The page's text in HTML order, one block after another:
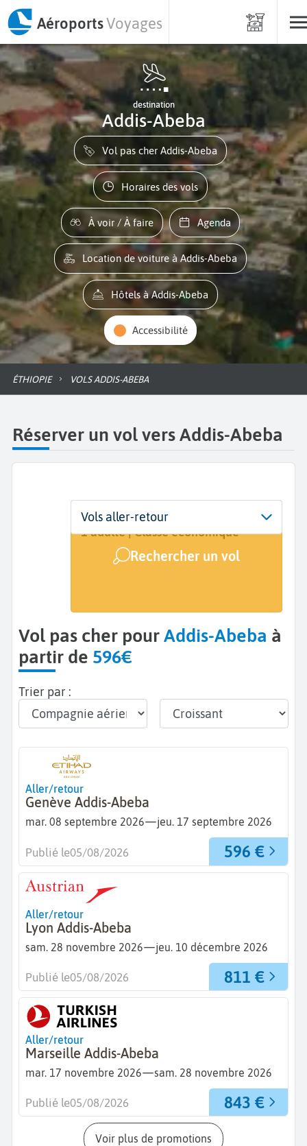
AéroportsVoyages
destination
Addis-Abeba
Vol pas cher Addis-Abeba
Horaires des vols
À voir / À faire Agenda
Location de voiture à Addis-Abeba
Hôtels à Addis-Abeba
Accessibilité
ÉTHIOPIE VOLS ADDIS-ABEBA
Réserver un vol vers Addis-Abeba
Départ
De...
Dates
Dates de votre voyage
Voyageurs | Classe
1 adulte | Classe économique
Rechercher un vol
Vols aller-retour
Vol pas cher pourAddis-Abeba à
partir de 596€
Trier par :
Aller/retour
Genève Addis-Abeba
mar. 08 septembre 2026—jeu. 17 septembre 2026
596 €
Publié le05/08/2026
Aller/retour
Lyon Addis-Abeba
sam. 28 novembre 2026—jeu. 10 décembre 2026
811 €
Publié le05/08/2026
Aller/retour
Marseille Addis-Abeba
mar. 17 novembre 2026—sam. 28 novembre 2026
843 €
Publié le05/08/2026
Voir plus de promotions